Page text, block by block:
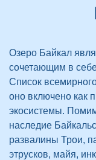
Озеро Байкал
сочетающим в
Список
оно включено как
экосистемы.
наследие
развалины Трои,
этрусков, майя,